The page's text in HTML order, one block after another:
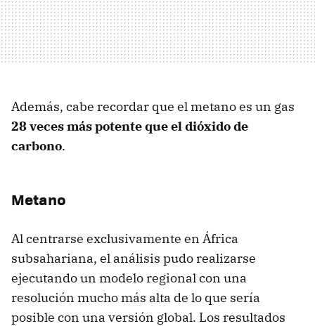
Además, cabe recordar que el metano es un gas
28 veces más potente que el dióxido de
carbono.
Metano
Al centrarse exclusivamente en África
subsahariana, el análisis pudo realizarse
ejecutando un modelo regional con una
resolución mucho más alta de lo que sería
posible con una versión global. Los resultados